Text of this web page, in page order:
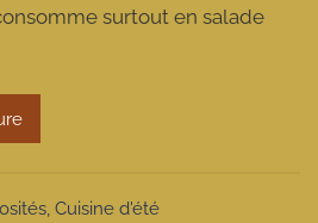
m
m
o
t
surtout en salade
, Cuisine d'été